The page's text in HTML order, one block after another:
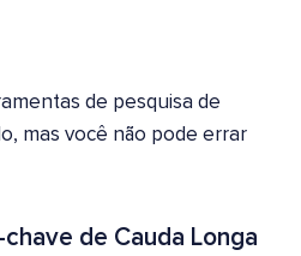
de pesquisa de
mas você não pode errar
de Cauda Longa